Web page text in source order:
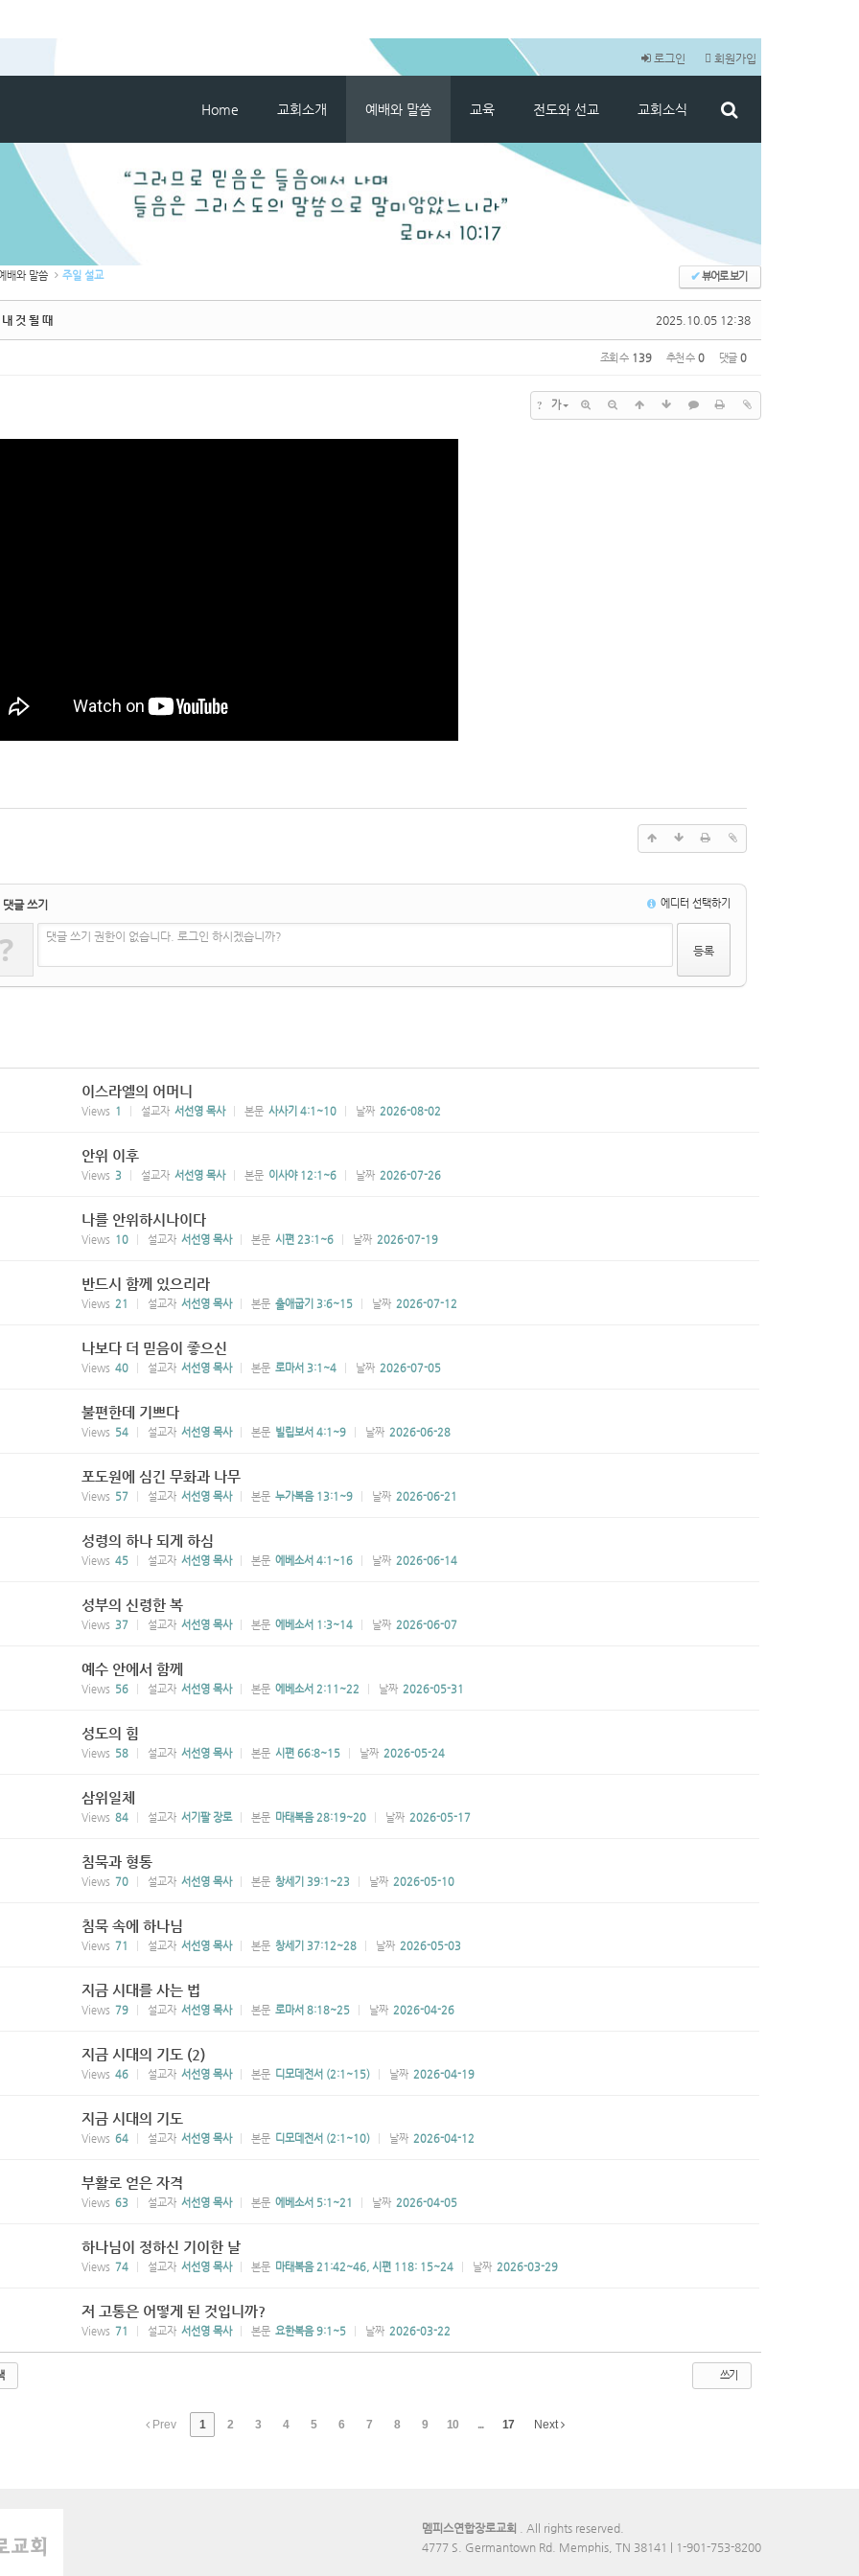
로그인 회원가입
Home 교회소개 예배와 말씀 교육 전도와 선교 교회소식
배와 말씀 주일 설교 ✔뷰어로 보기
2025.10.05 12:38
것 될 때
조회 수 139 추천 수 0 댓글 0
? 가
댓글 쓰기 에디터 선택하기
? 댓글 쓰기 권한이 없습니다. 로그인 하시겠습니까?
이스라엘의 어머니
Views 1 설교자 서선영 목사 본문 사사기 4:1~10 날짜 2026-08-02
안위 이후
Views 3 설교자 서선영 목사 본문 이사야 12:1~6 날짜 2026-07-26
나를 안위하시나이다
Views 10 설교자 서선영 목사 본문 시편 23:1~6 날짜 2026-07-19
반드시 함께 있으리라
Views 21 설교자 서선영 목사 본문 출애굽기 3:6~15 날짜 2026-07-12
나보다 더 믿음이 좋으신
Views 40 설교자 서선영 목사 본문 로마서 3:1~4 날짜 2026-07-05
불편한데 기쁘다
Views 54 설교자 서선영 목사 본문 빌립보서 4:1~9 날짜 2026-06-28
포도원에 심긴 무화과 나무
Views 57 설교자 서선영 목사 본문 누가복음 13:1~9 날짜 2026-06-21
성령의 하나 되게 하심
Views 45 설교자 서선영 목사 본문 에베소서 4:1~16 날짜 2026-06-14
성부의 신령한 복
Views 37 설교자 서선영 목사 본문 에베소서 1:3~14 날짜 2026-06-07
예수 안에서 함께
Views 56 설교자 서선영 목사 본문 에베소서 2:11~22 날짜 2026-05-31
성도의 힘
Views 58 설교자 서선영 목사 본문 시편 66:8~15 날짜 2026-05-24
삼위일체
Views 84 설교자 서기팔 장로 본문 마태복음 28:19~20 날짜 2026-05-17
침묵과 형통
Views 70 설교자 서선영 목사 본문 창세기 39:1~23 날짜 2026-05-10
침묵 속에 하나님
Views 71 설교자 서선영 목사 본문 창세기 37:12~28 날짜 2026-05-03
지금 시대를 사는 법
Views 79 설교자 서선영 목사 본문 로마서 8:18~25 날짜 2026-04-26
지금 시대의 기도 (2)
Views 46 설교자 서선영 목사 본문 디모데전서 (2:1~15) 날짜 2026-04-19
지금 시대의 기도
Views 64 설교자 서선영 목사 본문 디모데전서 (2:1~10) 날짜 2026-04-12
부활로 얻은 자격
Views 63 설교자 서선영 목사 본문 에베소서 5:1~21 날짜 2026-04-05
하나님이 정하신 기이한 날
Views 74 설교자 서선영 목사 본문 마태복음 21:42~46, 시편 118: 15~24 날짜 2026-03-29
저 고통은 어떻게 된 것입니까?
Views 71 설교자 서선영 목사 본문 요한복음 9:1~5 날짜 2026-03-22
쓰기
Prev 1 2 3 4 5 6 7 8 9 10 ... 17 Next
멤피스연합장로교회
. All rights reserved.
4777 S. Germantown Rd. Memphis, TN 38141 | 1-901-753-8200